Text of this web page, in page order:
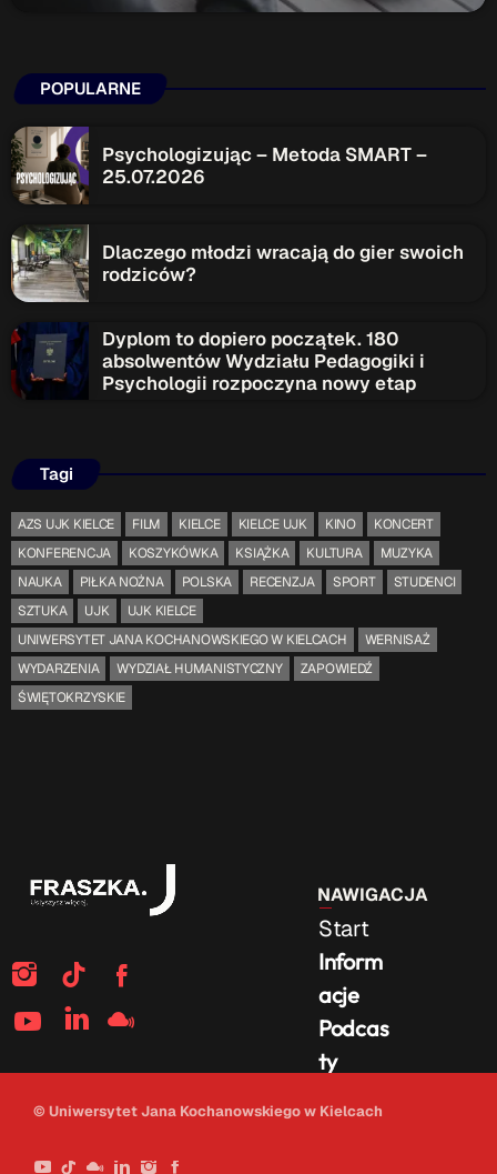
POPULARNE
Psychologizując – Metoda SMART –
25.07.2026
Dlaczego młodzi wracają do gier swoich
rodziców?
Dyplom to dopiero początek. 180
absolwentów Wydziału Pedagogiki i
Psychologii rozpoczyna nowy etap
Tagi
AZS UJK KIELCE FILM KIELCE KIELCE UJK KINO
KONCERT
KONFERENCJA
KOSZYKÓWKA KSIĄŻKA KULTURA
MUZYKA
NAUKA
PIŁKA NOŻNA POLSKA RECENZJA SPORT
STUDENCI
SZTUKA
UJK
UJK KIELCE
UNIWERSYTET JANA KOCHANOWSKIEGO W KIELCACH
WERNISAŻ
WYDARZENIA
WYDZIAŁ HUMANISTYCZNY
ZAPOWIEDŹ
ŚWIĘTOKRZYSKIE
Start
Inform
acje
Podcas
ty
NAWIGACJA
© Uniwersytet Jana Kochanowskiego w Kielcach